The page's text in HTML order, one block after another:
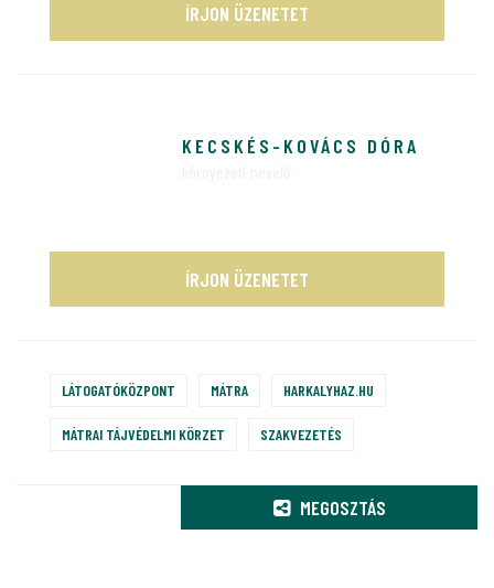
ÍRJON ÜZENETET
KECSKÉS-KOVÁCS DÓRA
ÍRJON ÜZENETET
LÁTOGATÓKÖZPONT MÁTRA HARKALYHAZ.HU
MÁTRAI TÁJVÉDELMI KÖRZET SZAKVEZETÉS
MEGOSZTÁS